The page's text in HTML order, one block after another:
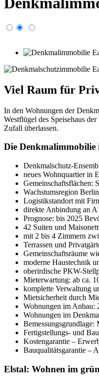
Viel Raum für
In den Wohnungen der
Westflügel des Speisehaus
Zufall überlassen.
Die Denkmalimmobilie
Denkmalschutz-
neues Wohnquartier in
Gemeinschaftsflächen:
Wachstumsregion
Logistikstandort mit
direkte Anbindung an
Prognose: bis 2025
42 Suiten und
mit 2 bis 4 Zimmern
Terrassen und
Gemeinschaftsräume
moderne Haustechnik
oberirdische PKW-
Mieterwartung: ab ca.
komplette Verwaltung
Mietsicherheit durch
Wohnungen im Anbau:
Wohnungen im
Bemessungsgrundlage:
Fertigstellungs- und
Kostengarantie –
Bauqualitätsgarantie –
Elstal: Wohnen im